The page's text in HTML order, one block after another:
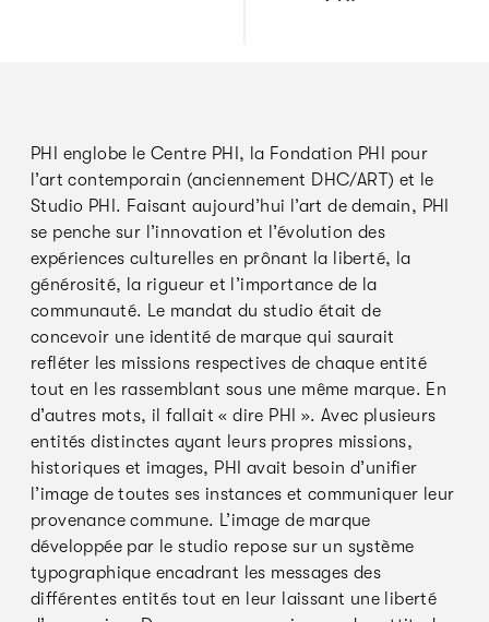
PHI englobe le Centre PHI, la Fondation PHI pour
l’art contemporain (anciennement DHC/ART) et le
Studio PHI. Faisant aujourd’hui l’art de demain, PHI
se penche sur l’innovation et l’évolution des
expériences culturelles en prônant la liberté, la
générosité, la rigueur et l’importance de la
communauté. Le mandat du studio était de
concevoir une identité de marque qui saurait
refléter les missions respectives de chaque entité
tout en les rassemblant sous une même marque. En
d’autres mots, il fallait « dire PHI ». Avec plusieurs
entités distinctes ayant leurs propres missions,
historiques et images, PHI avait besoin d’unifier
l’image de toutes ses instances et communiquer leur
provenance commune. L’image de marque
développée par le studio repose sur un système
typographique encadrant les messages des
différentes entités tout en leur laissant une liberté